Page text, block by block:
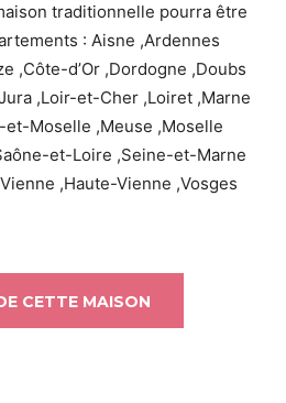
traditionnelle pourra être
: Aisne ,Ardennes
,Côte-d’Or ,Dordogne ,Doubs
,Loir-et-Cher ,Loiret ,Marne
Moselle ,Meuse ,Moselle
et-Loire ,Seine-et-Marne
,Haute-Vienne ,Vosges
CETTE MAISON